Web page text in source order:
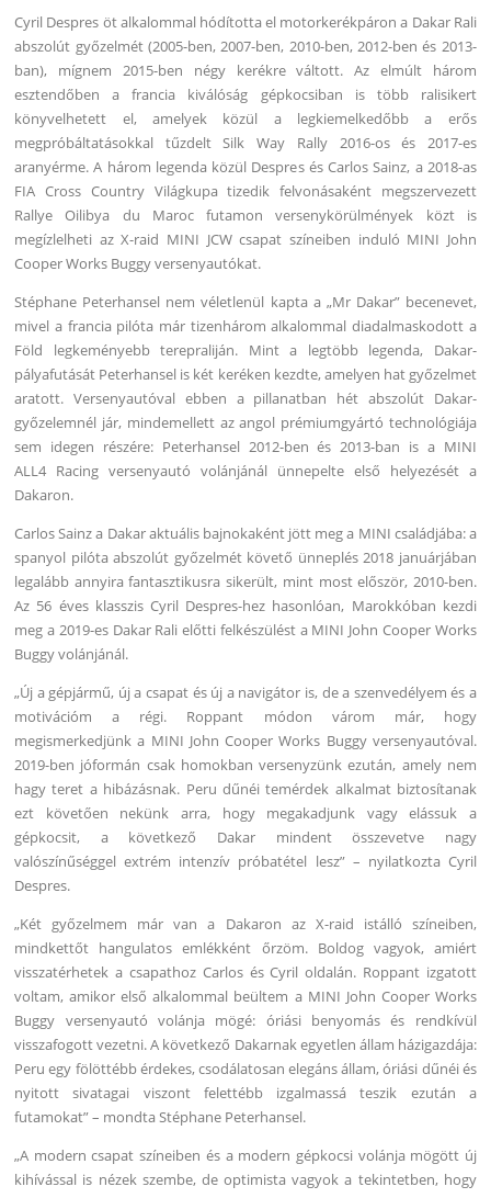
Cyril Despres öt alkalommal hódította el motorkerékpáron a Dakar Rali
abszolút győzelmét (2005-ben, 2007-ben, 2010-ben, 2012-ben és 2013-
ban), mígnem 2015-ben négy kerékre váltott. Az elmúlt három
esztendőben a francia kiválóság gépkocsiban is több ralisikert
könyvelhetett el, amelyek közül a legkiemelkedőbb a erős
megpróbáltatásokkal tűzdelt Silk Way Rally 2016-os és 2017-es
aranyérme. A három legenda közül Despres és Carlos Sainz, a 2018-as
FIA Cross Country Világkupa tizedik felvonásaként megszervezett
Rallye Oilibya du Maroc futamon versenykörülmények közt is
megízlelheti az X-raid MINI JCW csapat színeiben induló MINI John
Cooper Works Buggy versenyautókat.
Stéphane Peterhansel nem véletlenül kapta a „Mr Dakar” becenevet,
mivel a francia pilóta már tizenhárom alkalommal diadalmaskodott a
Föld legkeményebb terepraliján. Mint a legtöbb legenda, Dakar-
pályafutását Peterhansel is két keréken kezdte, amelyen hat győzelmet
aratott. Versenyautóval ebben a pillanatban hét abszolút Dakar-
győzelemnél jár, mindemellett az angol prémiumgyártó technológiája
sem idegen részére: Peterhansel 2012-ben és 2013-ban is a MINI
ALL4 Racing versenyautó volánjánál ünnepelte első helyezését a
Dakaron.
Carlos Sainz a Dakar aktuális bajnokaként jött meg a MINI családjába: a
spanyol pilóta abszolút győzelmét követő ünneplés 2018 januárjában
legalább annyira fantasztikusra sikerült, mint most először, 2010-ben.
Az 56 éves klasszis Cyril Despres-hez hasonlóan, Marokkóban kezdi
meg a 2019-es Dakar Rali előtti felkészülést a MINI John Cooper Works
Buggy volánjánál.
„Új a gépjármű, új a csapat és új a navigátor is, de a szenvedélyem és a
motivációm a régi. Roppant módon várom már, hogy
megismerkedjünk a MINI John Cooper Works Buggy versenyautóval.
2019-ben jóformán csak homokban versenyzünk ezután, amely nem
hagy teret a hibázásnak. Peru dűnéi temérdek alkalmat biztosítanak
ezt követően nekünk arra, hogy megakadjunk vagy elássuk a
gépkocsit, a következő Dakar mindent összevetve nagy
valószínűséggel extrém intenzív próbatétel lesz” – nyilatkozta Cyril
Despres.
„Két győzelmem már van a Dakaron az X-raid istálló színeiben,
mindkettőt hangulatos emlékként őrzöm. Boldog vagyok, amiért
visszatérhetek a csapathoz Carlos és Cyril oldalán. Roppant izgatott
voltam, amikor első alkalommal beültem a MINI John Cooper Works
Buggy versenyautó volánja mögé: óriási benyomás és rendkívül
visszafogott vezetni. A következő Dakarnak egyetlen állam házigazdája:
Peru egy fölöttébb érdekes, csodálatosan elegáns állam, óriási dűnéi és
nyitott sivatagai viszont felettébb izgalmassá teszik ezután a
futamokat” – mondta Stéphane Peterhansel.
„A modern csapat színeiben és a modern gépkocsi volánja mögött új
kihívással is nézek szembe, de optimista vagyok a tekintetben, hogy